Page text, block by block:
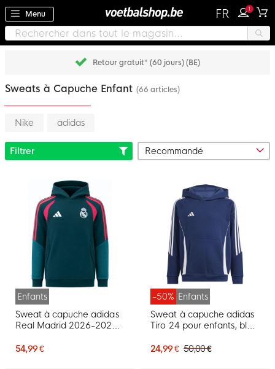
Menu FR 1
Retour gratuit* (60 jours) (BE)
Sweats à Capuche Enfant (66 articles)
Nike adidas
Filtrer
Enfants
Sweat à capuche adidas
Real Madrid 2026-2027
rose, blanc
54,99 €
-50% Enfants
Sweat à capuche adidas
Tiro 24 pour enfants, bleu
24,99 € 50,00 €